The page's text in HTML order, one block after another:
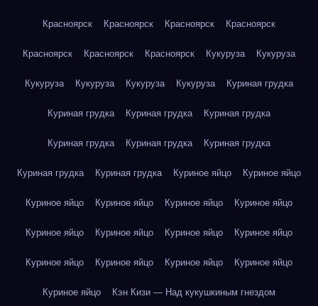
Красноярск Красноярск Красноярск Красноярск
Красноярск Красноярск Красноярск Кукуруза Кукуруза
Кукуруза Кукуруза Кукуруза Кукуруза Куриная грудка
Куриная грудка Куриная грудка Куриная грудка
Куриная грудка Куриная грудка Куриная грудка
Куриная грудка Куриная грудка Куриное яйцо Куриное яйцо
Куриное яйцо Куриное яйцо Куриное яйцо Куриное яйцо
Куриное яйцо Куриное яйцо Куриное яйцо Куриное яйцо
Куриное яйцо Куриное яйцо Куриное яйцо Куриное яйцо
Куриное яйцо Кэн Кизи — Над кукушкиным гнездом